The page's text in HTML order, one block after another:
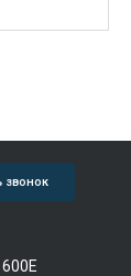
звонок